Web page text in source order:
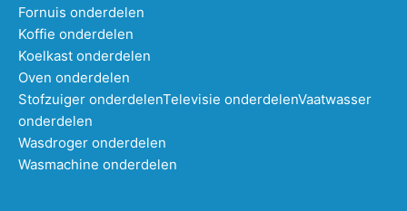
Fornuis onderdelen
Koffie onderdelen
Koelkast onderdelen
Oven onderdelen
Stofzuiger onderdelenTelevisie onderdelenVaatwasser
onderdelen
Wasdroger onderdelen
Wasmachine onderdelen